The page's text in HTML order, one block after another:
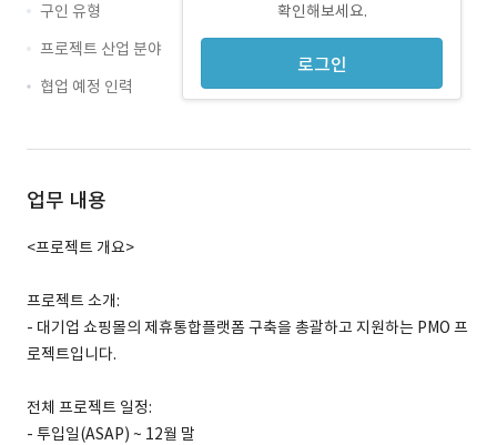
확인해보세요.
로그인
구인 유형
프로젝트 산업 분야
협업 예정 인력
업무 내용
<프로젝트 개요>
프로젝트 소개:
- 대기업 쇼핑몰의 제휴통합플랫폼 구축을 총괄하고 지원하는 PMO 프
로젝트입니다.
전체 프로젝트 일정:
- 투입일(ASAP) ~ 12월 말